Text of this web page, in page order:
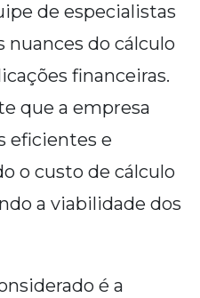
de especialistas
do cálculo
financeiras.
que a empresa
eficientes e
o custo de cálculo
a viabilidade dos
é a